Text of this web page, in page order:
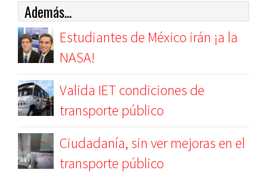
Además...
Estudiantes de México irán ¡a la
NASA!
Valida IET condiciones de
transporte público
Ciudadanía, sin ver mejoras en el
transporte público